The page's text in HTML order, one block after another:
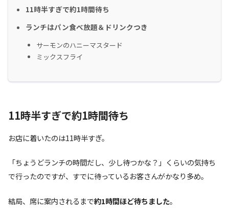
11時半すぎで約1時間待ち
ランチはパン食べ放題＆ドリンクつき
サーモンのハニーマスタード
ミックスフライ
11時半すぎで約1時間待ち
お店に着いたのは11時半すぎ。
「ちょうどランチの時間だし、少し待つかな？」くらいの気持ち
で行ったのですが、すでに待っているお客さんがかなり多め。
結局、席に案内されるまで約1時間ほど待ちました。